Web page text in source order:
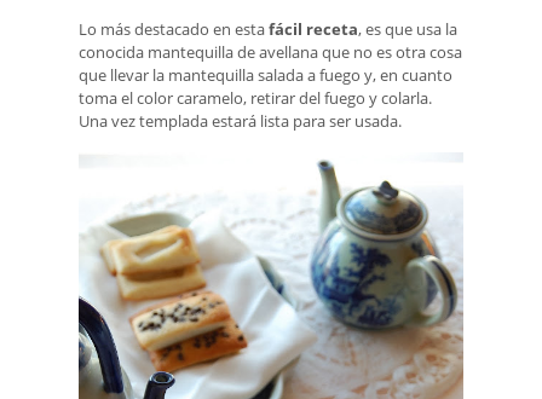
Lo más destacado en estafácil receta, es que usa la
conocida mantequilla de avellana que no es otra cosa
que llevar la mantequilla salada a fuego y, en cuanto
toma el color caramelo, retirar del fuego y colarla.
Una vez templada estará lista para ser usada.